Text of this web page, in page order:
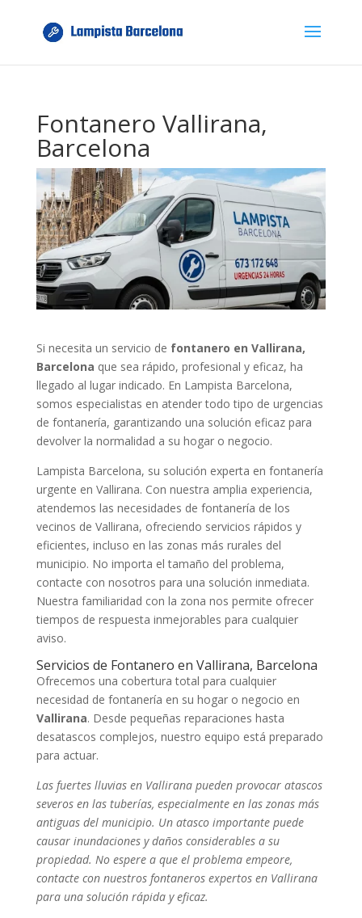
Fontanero Vallirana,
Barcelona
Si necesita un servicio de fontanero en Vallirana,
Barcelona que sea rápido, profesional y eficaz, ha
llegado al lugar indicado. En Lampista Barcelona,
somos especialistas en atender todo tipo de urgencias
de fontanería, garantizando una solución eficaz para
devolver la normalidad a su hogar o negocio.
Lampista Barcelona, su solución experta en fontanería
urgente en Vallirana. Con nuestra amplia experiencia,
atendemos las necesidades de fontanería de los
vecinos de Vallirana, ofreciendo servicios rápidos y
eficientes, incluso en las zonas más rurales del
municipio. No importa el tamaño del problema,
contacte con nosotros para una solución inmediata.
Nuestra familiaridad con la zona nos permite ofrecer
tiempos de respuesta inmejorables para cualquier
aviso.
Servicios de Fontanero en Vallirana, Barcelona
Ofrecemos una cobertura total para cualquier
necesidad de fontanería en su hogar o negocio en
Vallirana. Desde pequeñas reparaciones hasta
desatascos complejos, nuestro equipo está preparado
para actuar.
Las fuertes lluvias en Vallirana pueden provocar atascos
severos en las tuberías, especialmente en las zonas más
antiguas del municipio. Un atasco importante puede
causar inundaciones y daños considerables a su
propiedad. No espere a que el problema empeore,
contacte con nuestros fontaneros expertos en Vallirana
para una solución rápida y eficaz.